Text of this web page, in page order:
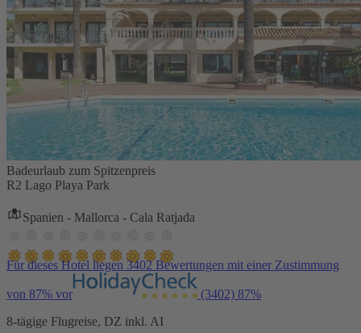
Badeurlaub zum Spitzenpreis
R2 Lago Playa Park
Spanien - Mallorca - Cala Ratjada
Für dieses Hotel liegen 3402 Bewertungen mit einer Zustimmung
von 87% vor (3402) 87%
8-tägige Flugreise, DZ inkl. AI